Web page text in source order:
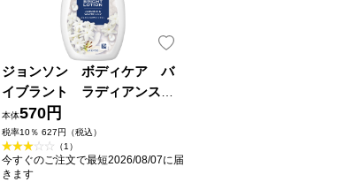
ジョンソン ボディケア バ
イブラント ラディアンス
アロマミルク ２００ｍｌ ＪＮ
ＴＬコンシューマーヘルス
本体570円
税率10％ 627円（税込）
（1）
今すぐのご注文で最短2026/08/07に届
きます